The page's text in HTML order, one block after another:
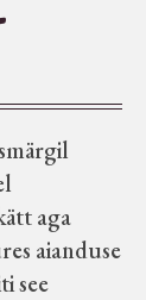
aga
aianduse
see